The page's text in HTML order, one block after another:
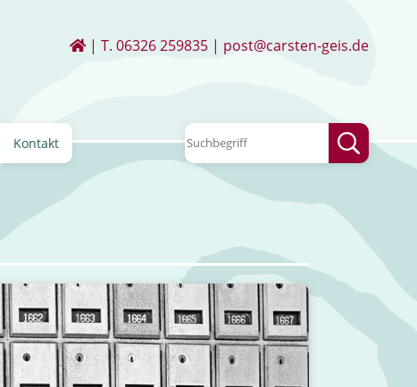
| T.06326 259835 | post@carsten-geis.de
Kontakt